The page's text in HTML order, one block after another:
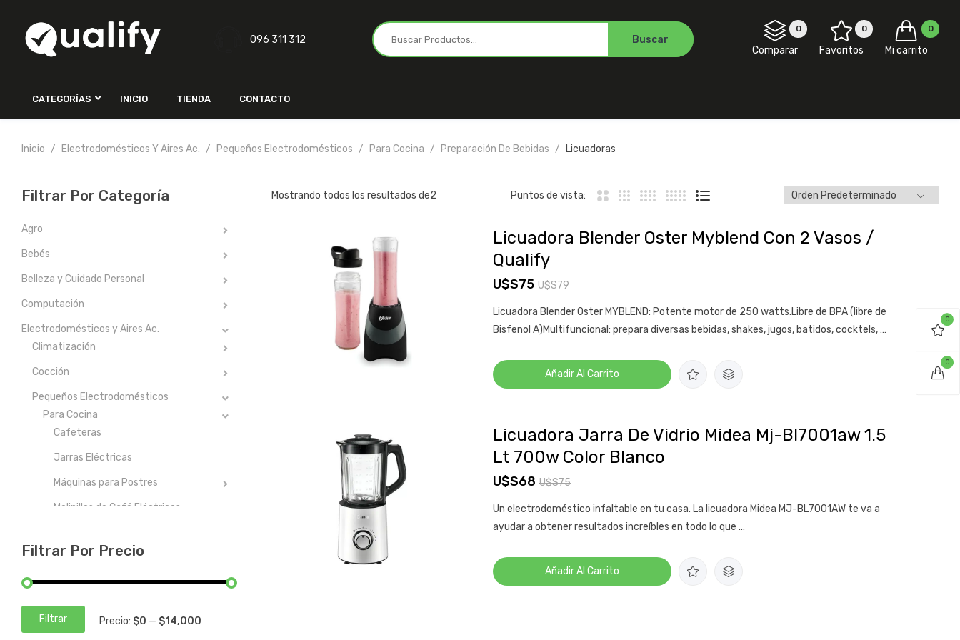
096 311 312
0
Comparar
0
Favoritos
0
Mi carrito
CATEGORÍAS INICIO TIENDA CONTACTO
Inicio Electrodomésticos Y Aires Ac. Pequeños Electrodomésticos Para Cocina Preparación De Bebidas Licuadoras
Mostrando todos los resultados de2 Puntos de vista:
Licuadora Blender Oster Myblend Con 2 Vasos /
Qualify
U$S79
precio
era:
U$S79.
U$S75
precio
es:
U$S75.
Licuadora Blender Oster MYBLEND: Potente motor de 250 watts.Libre de BPA (libre de
Bisfenol A)Multifuncional: prepara diversas bebidas, shakes, jugos, batidos, cocktels, …
Añadir Al Carrito
Licuadora Jarra De Vidrio Midea Mj-Bl7001aw 1.5
Lt 700w Color Blanco
U$S75
precio
original
era:
U$S75.
U$S68
precio
actual
es:
U$S68.
Un electrodoméstico infaltable en tu casa. La licuadora Midea MJ-BL7001AW te va a
ayudar a obtener resultados increíbles en todo lo que …
Añadir Al Carrito
Filtrar Por Categoría
Agro
Bebés
Belleza y Cuidado Personal
Computación
Electrodomésticos y Aires Ac.
Climatización
Cocción
Pequeños Electrodomésticos
Para Cocina
Cafeteras
Jarras Eléctricas
Máquinas para Postres
Molinillos de Café Eléctricos
Preparación de Bebidas
Para Hogar
Electrónica, Audio y Video
Filtrar Por Precio
Precio
Precio
Filtrar Precio: $0 — $14,000
0
0